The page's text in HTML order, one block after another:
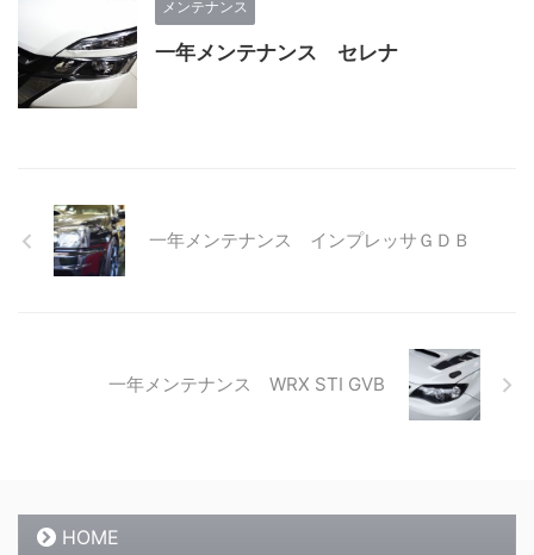
メンテナンス
一年メンテナンス セレナ
一年メンテナンス インプレッサＧＤＢ
一年メンテナンス WRX STI GVB
HOME